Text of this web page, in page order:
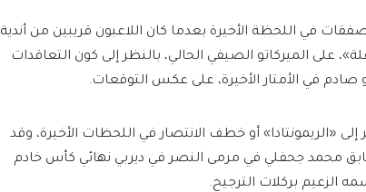
في اللحظة الأخيرة بعدما كان اللاعبون قريبين من أندية
على الميركاتو الصيفي الحالي، بالنظر إلى كون التعاقدات
في الأمتار الأخيرة، على عكس التوقعات.
أو خطف الانتصار في اللحظات الأخيرة، وقد
محمد جحفلي في مرمى النصر في ديربي نهائي كأس خادم